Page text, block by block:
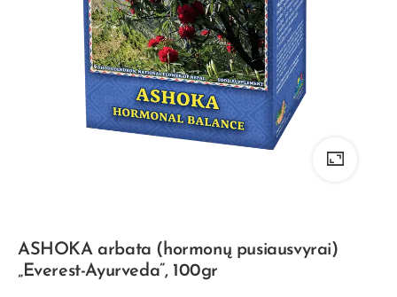
ASHOKA arbata (hormonų pusiausvyrai)
„Everest-Ayurveda”, 100gr